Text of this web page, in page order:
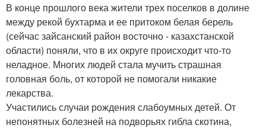
В конце прошлого века жители трех поселков в долине
между рекой бухтарма и ее притоком белая берель
(сейчас зайсанский район восточно - казахстанской
области) поняли, что в их округе происходит что-то
неладное. Многих людей стала мучить страшная
головная боль, от которой не помогали никакие
лекарства.
Участились случаи рождения слабоумных детей. От
непонятных болезней на подворьях гибла скотина,